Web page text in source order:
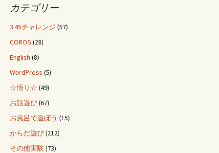
カテゴリー
3:45チャレンジ (57)
COROS (28)
English (8)
WordPress (5)
☆悟り☆ (49)
お話遊び(67)
お風呂で遊ぼう (15)
からだ遊び(212)
その他実験(73)